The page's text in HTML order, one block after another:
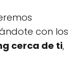
con los
cerca de ti,